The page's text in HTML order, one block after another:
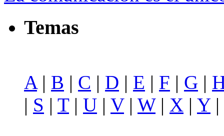
Temas
A | B | C | D | E | F | G |
| S | T| U | V| W| X | Y|